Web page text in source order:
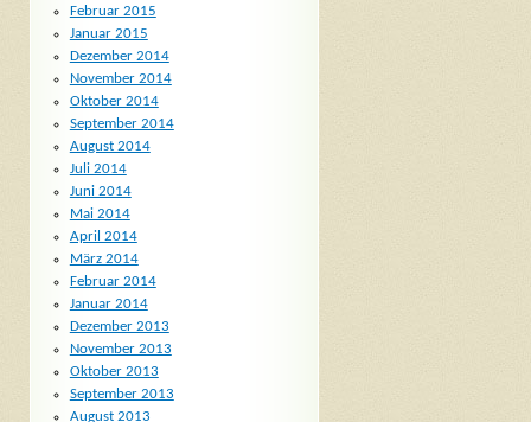
Februar 2015
Januar 2015
Dezember 2014
November 2014
Oktober 2014
September 2014
August 2014
Juli 2014
Juni 2014
Mai 2014
April 2014
März 2014
Februar 2014
Januar 2014
Dezember 2013
November 2013
Oktober 2013
September 2013
August 2013